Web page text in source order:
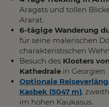
Aragats und tollen
Ararat.
6-tägige Wanderung
für seine malerischen
charakteristischen
Besuch des Klosters
Kathedrale in Georgien
Optionale
Kasbek (5047 m),
im hohen Kaukasus.